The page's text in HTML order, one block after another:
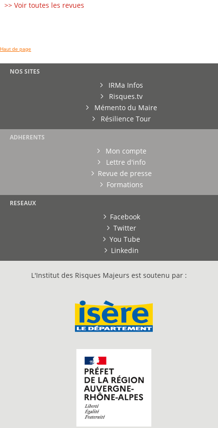
>> Voir toutes les revues
Haut de page
NOS SITES
IRMa Infos
Risques.tv
Mémento du Maire
Résilience Tour
ADHERENTS
Mon compte
Lettre d'info
Revue de presse
Formations
RESEAUX
Facebook
Twitter
You Tube
Linkedin
L'Institut des Risques Majeurs est soutenu par :